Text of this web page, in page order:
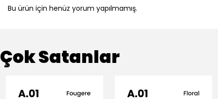
Bu ürün için henüz yorum yapılmamış.
Çok Satanlar